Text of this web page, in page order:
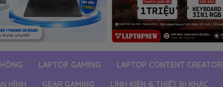
LAPTOP GAMING LAPTOP CONTENT CREATOR
HÌNH GEAR GAMING LINH KIỆN & THIẾT BỊ KHÁC